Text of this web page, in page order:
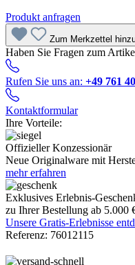
Produkt anfragen
Zum Merkzettel
Haben Sie Fragen zum
Rufen Sie uns an: +49 761
Kontaktformular
Ihre Vorteile:
Offizieller Konzessionär
Neue Originalware mit
mehr erfahren
Exklusives Erlebnis-
zu Ihrer Bestellung ab 5.000
Unsere Gratis-Erlebnisse
Referenz: 76012115